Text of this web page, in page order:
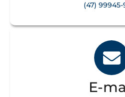
(47) 99945-
E-